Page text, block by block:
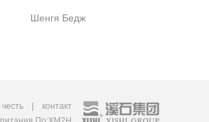
Шенгя Бедж
честь
контакт